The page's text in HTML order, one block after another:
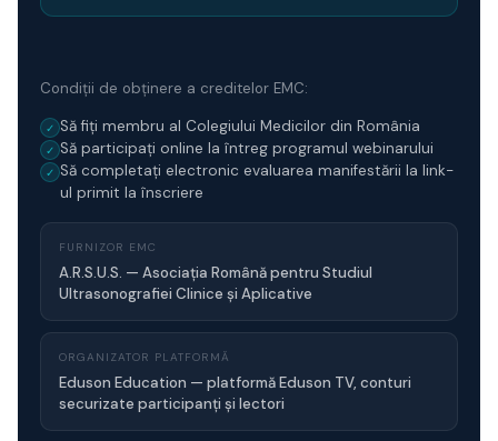
Condiții de obținere a creditelor EMC:
✓ Să fiți membru al Colegiului Medicilor din România
✓ Să participați online la întreg programul webinarului
✓ Să completați electronic evaluarea manifestării la link-
ul primit la înscriere
FURNIZOR EMC
A.R.S.U.S. — Asociația Română pentru Studiul
Ultrasonografiei Clinice și Aplicative
ORGANIZATOR PLATFORMĂ
Eduson Education — platformă Eduson TV, conturi
securizate participanți și lectori